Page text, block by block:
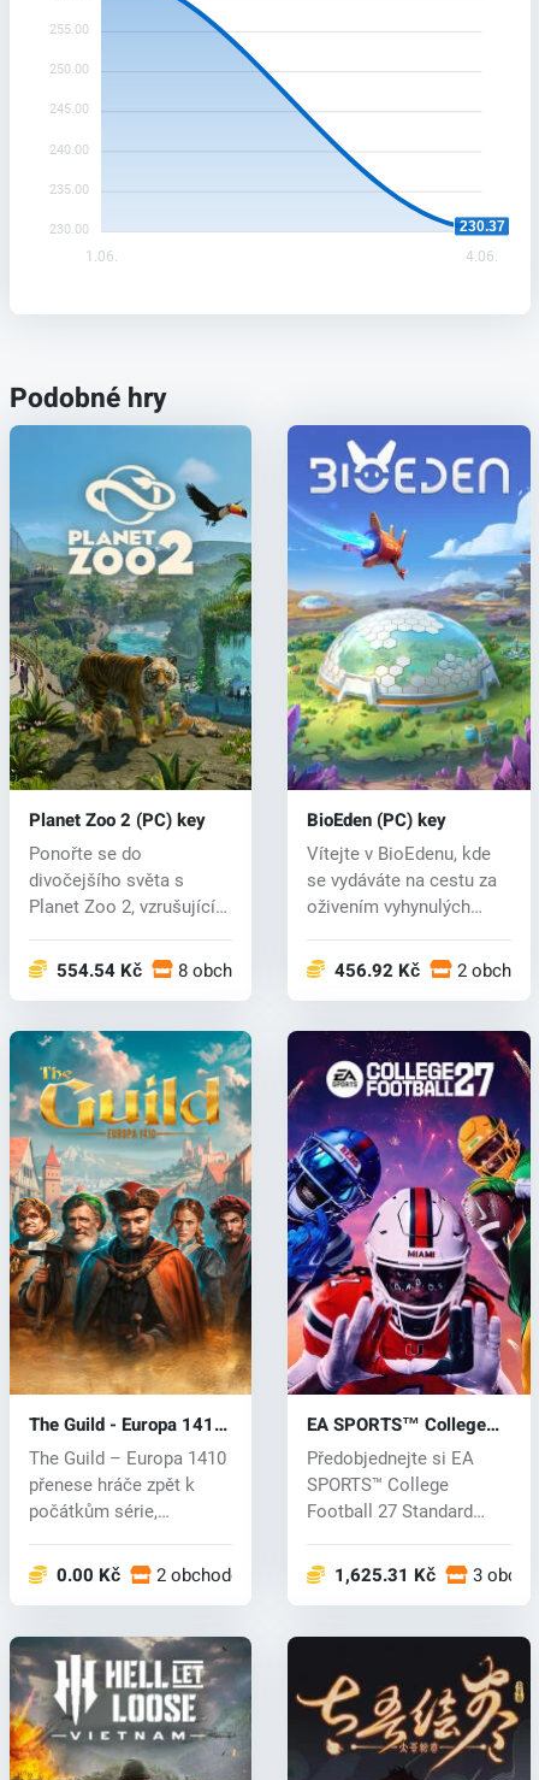
255.00
250.00
245.00
240.00
235.00
230.00
230.37
1.06.
4.06.
Podobné hry
Planet Zoo 2 (PC) key
Ponořte se do
divočejšího světa s
Planet Zoo 2, vzrušujícím
554.54 Kč 8 obchodech
BioEden (PC) key
Vítejte v BioEdenu, kde
se vydáváte na cestu za
oživením vyhynulých
456.92 Kč 2
The Guild - Europa 1410
(PC) key
The Guild – Europa 1410
přenese hráče zpět k
počátkům série,
0.00 Kč 2 obchodech
EA SPORTS™ College
Football 27 (PC) key
Předobjednejte si EA
SPORTS™ College
Football 27 Standard
1,625.31 Kč 3